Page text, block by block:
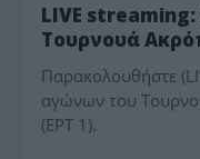
LIVE streaming:
Τουρνουά
Παρακολουθήστε
αγώνων του
(ΕΡΤ 1).